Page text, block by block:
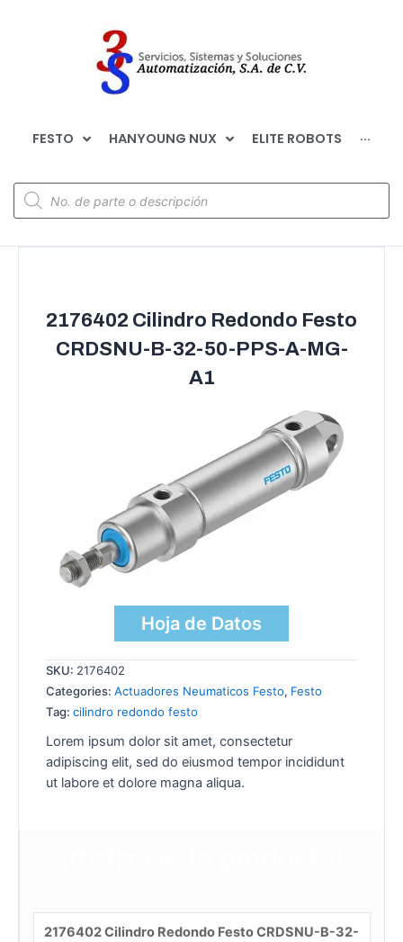
FESTO HANYOUNG NUX ELITE ROBOTS ···
2176402 Cilindro Redondo Festo
CRDSNU-B-32-50-PPS-A-MG-
A1
Hoja de Datos
SKU: 2176402
Categories: Actuadores Neumaticos Festo, Festo
Tag: cilindro redondo festo
Lorem ipsum dolor sit amet, consectetur
adipiscing elit, sed do eiusmod tempor incididunt
ut labore et dolore magna aliqua.